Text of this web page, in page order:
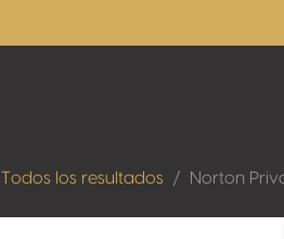
Todos los resultados Norton